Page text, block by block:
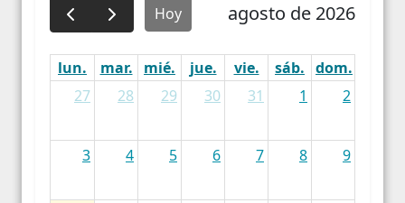
Hoy agosto de 2026
lun. mar. mié. jue. vie. sáb. dom.
27
28 29 30 31 1 2
3 4 5 6 7 8 9